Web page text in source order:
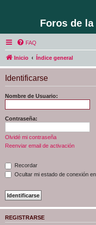
Foros de
FAQ
Inicio Índice general
Identificarse
Nombre de Usuario:
Contraseña:
Olvidé mi contraseña
Reenviar email de activación
Recordar
Ocultar mi estado de conexión
REGISTRARSE